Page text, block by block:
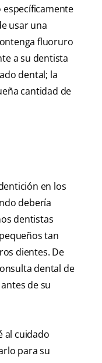
específicamente
usar una
fluoruro
a su dentista
dental; la
cantidad de
en los
debería
dentistas
tan
dientes. De
dental de
de su
al cuidado
para su